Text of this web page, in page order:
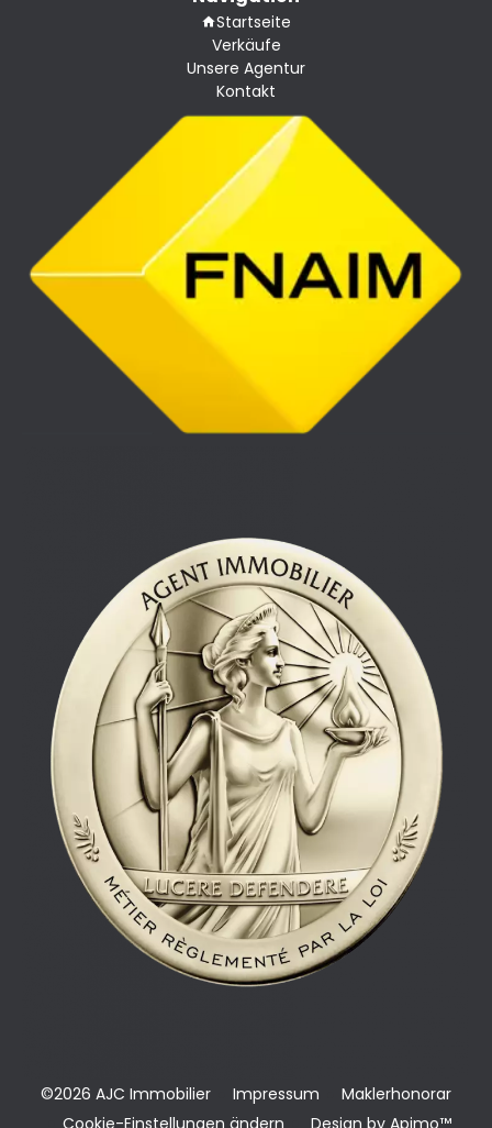
Startseite
Verkäufe
Unsere Agentur
Kontakt
©2026 AJC Immobilier Impressum
Maklerhonorar
Cookie-Einstellungen ändern
Design by Apimo™